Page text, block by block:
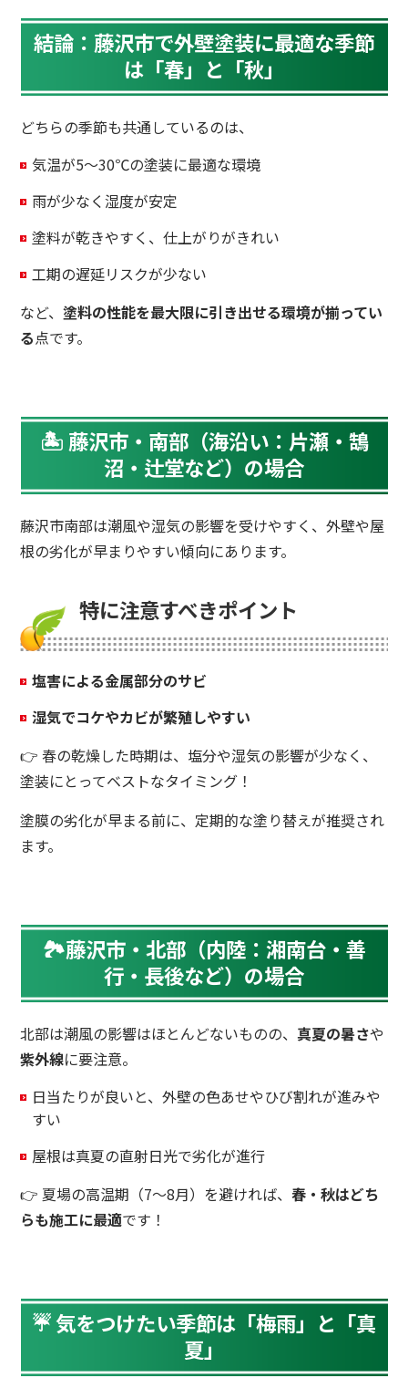
結論：藤沢市で外壁塗装に最適な季節
は「春」と「秋」
どちらの季節も共通しているのは、
気温が5～30℃の塗装に最適な環境
雨が少なく湿度が安定
塗料が乾きやすく、仕上がりがきれい
工期の遅延リスクが少ない
など、塗料の性能を最大限に引き出せる環境が揃ってい
る点です。
🏝 藤沢市・南部（海沿い：片瀬・鵠
沼・辻堂など）の場合
藤沢市南部は潮風や湿気の影響を受けやすく、外壁や屋
根の劣化が早まりやすい傾向にあります。
特に注意すべきポイント
塩害による金属部分のサビ
湿気でコケやカビが繁殖しやすい
👉 春の乾燥した時期は、塩分や湿気の影響が少なく、
塗装にとってベストなタイミング！
塗膜の劣化が早まる前に、定期的な塗り替えが推奨され
ます。
🏞藤沢市・北部（内陸：湘南台・善
行・長後など）の場合
北部は潮風の影響はほとんどないものの、真夏の暑さや
紫外線に要注意。
日当たりが良いと、外壁の色あせやひび割れが進みや
すい
屋根は真夏の直射日光で劣化が進行
👉 夏場の高温期（7〜8月）を避ければ、春・秋はどち
らも施工に最適です！
☔ 気をつけたい季節は「梅雨」と「真
夏」